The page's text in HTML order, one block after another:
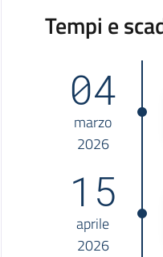
Tempi e
04
marzo
2026
15
aprile
2026